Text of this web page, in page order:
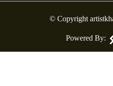
© Copyright
Powered By: